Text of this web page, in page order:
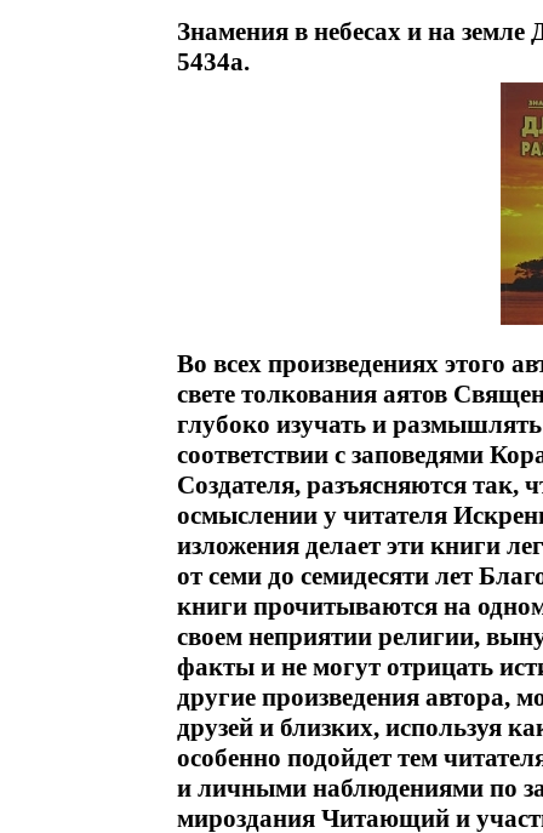
Знамения в небесах и на
5434a.
Во всех произведениях этого
свете толкования аятов
глубоко изучать и
соответствии с заповедями
Создателя, разъясняются так,
осмыслении у читателя
изложения делает эти книги
от семи до семидесяти лет
книги прочитываются на
своем неприятии религии,
факты и не могут отрицать
другие произведения автора,
друзей и близких, используя
особенно подойдет тем
и личными наблюдениями по
мироздания Читающий и